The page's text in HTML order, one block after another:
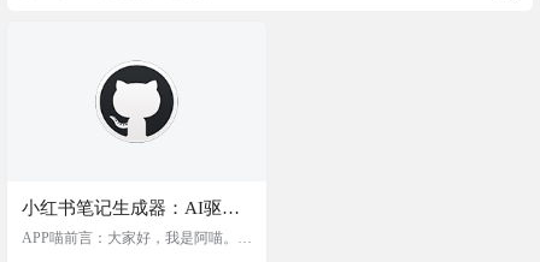
小红书笔记生成器：AI驱动
的视频内容转笔记工具，一
APP喵前言：大家好，我是阿喵。今